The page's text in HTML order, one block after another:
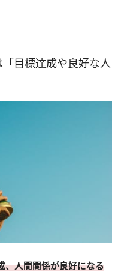
「目標達成や良好な人
、人間関係が良好になる